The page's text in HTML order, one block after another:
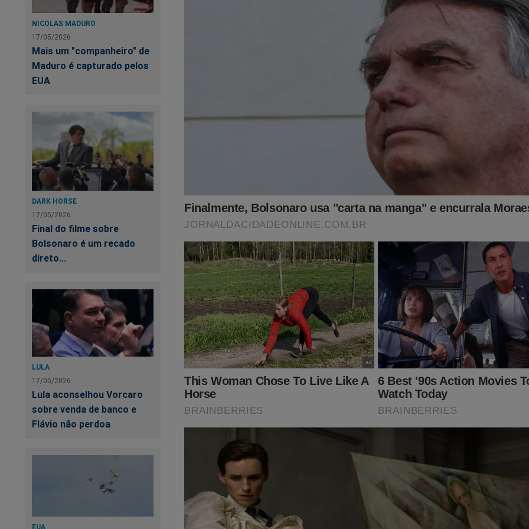
NICOLAS MADURO
17/05/2026
Mais um "companheiro" de
Maduro é capturado pelos
EUA
DARK HORSE
17/05/2026
Final do filme sobre
Bolsonaro é um recado
direto...
LULA
17/05/2026
Lula aconselhou Vorcaro
sobre venda de banco e
Flávio não perdoa
EUA
Você quer saber como ajudar o Jornal da Cidade Online?
Faça agora a sua assinatura e tenha acesso a todo o conteúdo da Revista A
https://assinante.jornaldacidadeonline.com.br/apresentacao